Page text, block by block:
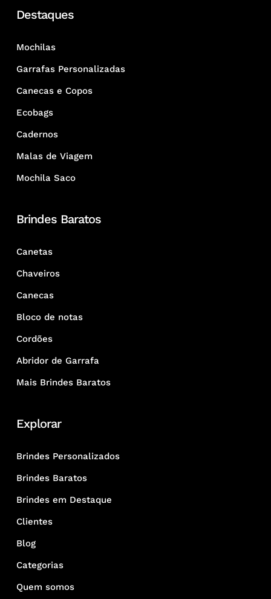
Destaques
Mochilas
Garrafas Personalizadas
Canecas e Copos
Ecobags
Cadernos
Malas de Viagem
Mochila Saco
Brindes Baratos
Canetas
Chaveiros
Canecas
Bloco de notas
Cordões
Abridor de Garrafa
Mais Brindes Baratos
Explorar
Brindes Personalizados
Brindes Baratos
Brindes em Destaque
Clientes
Blog
Categorias
Quem somos